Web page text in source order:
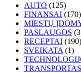
AUTO (125)
FINANSAI (170)
MIESTŲ
PASLAUGOS
RECEPTAI (190)
SVEIKATA (1)
TRANSPORTAS